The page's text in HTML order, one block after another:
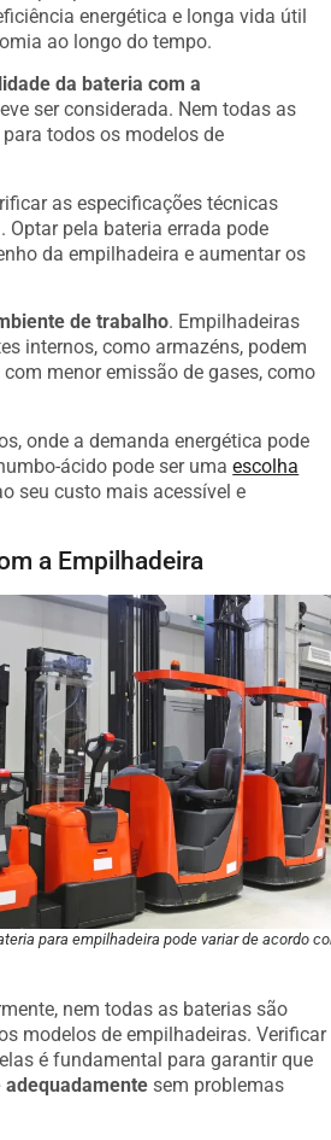
energética e longa vida útil
ao longo do tempo.
da bateria com a
ser considerada. Nem todas as
todos os modelos de
as especificações técnicas
Optar pela bateria errada pode
da empilhadeira e aumentar os
de trabalho. Empilhadeiras
internos, como armazéns, podem
menor emissão de gases, como
onde a demanda energética pode
ácido pode ser umaescolha
seu custo mais acessível e
a Empilhadeira
para empilhadeira pode variar de acordo
nem todas as baterias são
modelos de empilhadeiras. Verificar
é fundamental para garantir que
adequadamente sem problemas